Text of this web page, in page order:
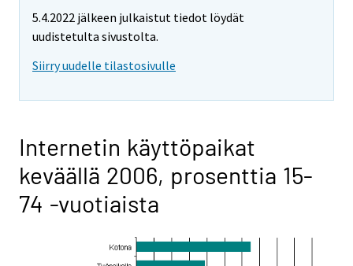
5.4.2022 jälkeen julkaistut tiedot löydät
uudistetulta sivustolta.
Siirry uudelle tilastosivulle
Internetin käyttöpaikat
keväällä 2006, prosenttia 15-
74 -vuotiaista